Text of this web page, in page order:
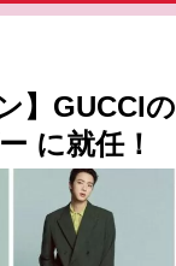
】GUCCI
に就任！